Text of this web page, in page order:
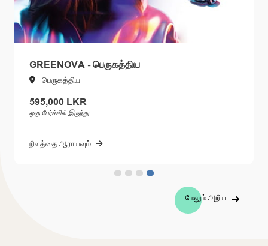
GREENOVA - பெருகத்திய
பெருகத்திய
595,000 LKR
ஒரு பேர்ச்சில் இருந்து
நிலத்தை ஆராயவும்
மேலும் அறிய